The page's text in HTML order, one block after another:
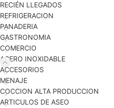
RECIÉN LLEGADOS
REFRIGERACION
PANADERIA
GASTRONOMIA
COMERCIO
ACERO INOXIDABLE
ACCESORIOS
MENAJE
COCCION ALTA PRODUCCION
ARTICULOS DE ASEO